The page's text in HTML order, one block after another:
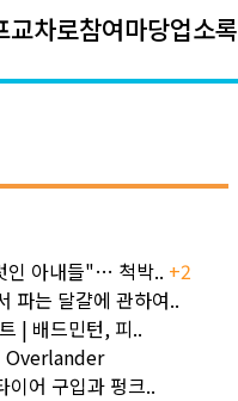
교차로참여마당업소록
인 아내들"… 척박.. +2
파는 달걀에 관하여..
| 배드민턴, 피..
Overlander
이어 구입과 펑크..